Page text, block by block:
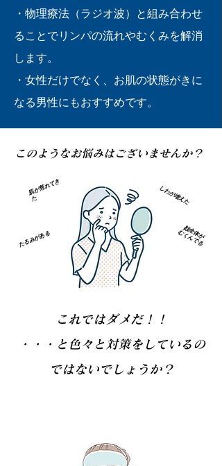
・物理療法（ラジオ波）と組み合わせ
ることでリンパの流れやむくみを解消
します。
​・女性だけでなく、お肌の状態がきに
なる男性にもおすすめです。
​このようなお悩みはございませんか？
肌
が
荒
れ
て
き
た
たるみがある
しわが増えた
顔全体が
むくんでる
これではダメだ！！
​・・・と色々と対策をしているの
ではないでしょうか？